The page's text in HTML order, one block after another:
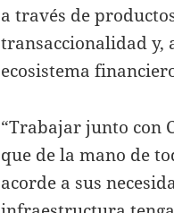
a través de
transaccionalidad y,
ecosistema
“Trabajar junto con
que de la mano de
acorde a sus